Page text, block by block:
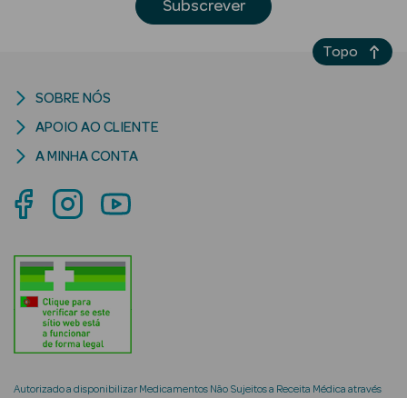
Ver Tudo
Unissexo
Eau de Toilette
Águas de
Colónia
Subscrever
Autorizado a disponibilizar Medicamentos Não Sujeitos a Receita Médica através
SOBRE NÓS
APOIO AO CLIENTE
A MINHA CONTA
Topo